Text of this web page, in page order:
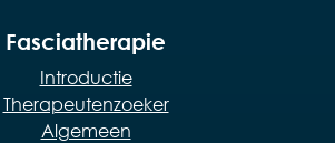
Fasciatherapie
Introductie
Therapeutenzoeker
Algemeen